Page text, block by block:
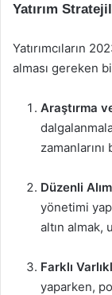
Yatırım
Yatırımcıların
alması gereken
Araştırma
Düzenli Alım
yönetimi
altın almak,
Farklı
yaparken,